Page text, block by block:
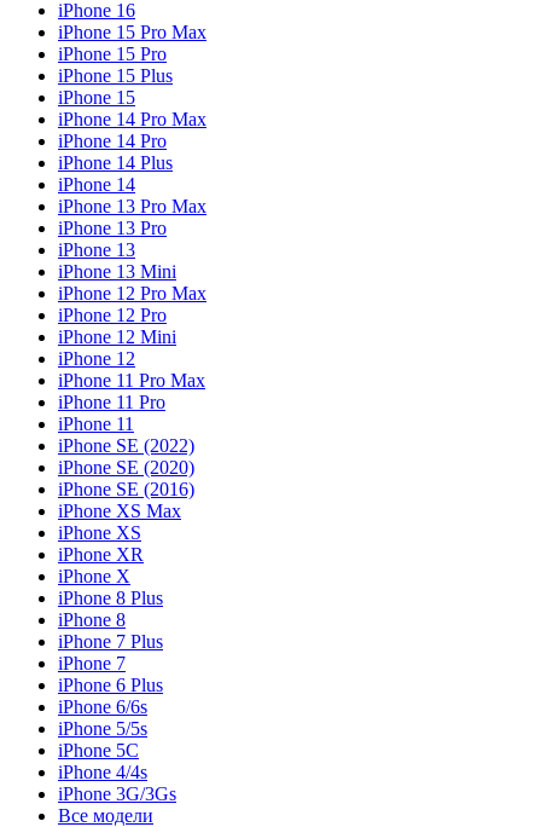
iPhone 16
iPhone 15 Pro Max
iPhone 15 Pro
iPhone 15 Plus
iPhone 15
iPhone 14 Pro Max
iPhone 14 Pro
iPhone 14 Plus
iPhone 14
iPhone 13 Pro Max
iPhone 13 Pro
iPhone 13
iPhone 13 Mini
iPhone 12 Pro Max
iPhone 12 Pro
iPhone 12 Mini
iPhone 12
iPhone 11 Pro Max
iPhone 11 Pro
iPhone 11
iPhone SE (2022)
iPhone SE (2020)
iPhone SE (2016)
iPhone XS Max
iPhone XS
iPhone XR
iPhone X
iPhone 8 Plus
iPhone 8
iPhone 7 Plus
iPhone 7
iPhone 6 Plus
iPhone 6/6s
iPhone 5/5s
iPhone 5C
iPhone 4/4s
iPhone 3G/3Gs
Все модели